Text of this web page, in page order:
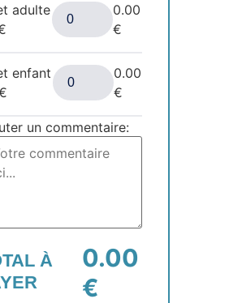
adulte
0.00
€
enfant
0.00
€
un commentaire:
À
0.00
€